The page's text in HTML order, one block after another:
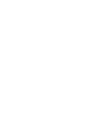
nicht verfügbar.)